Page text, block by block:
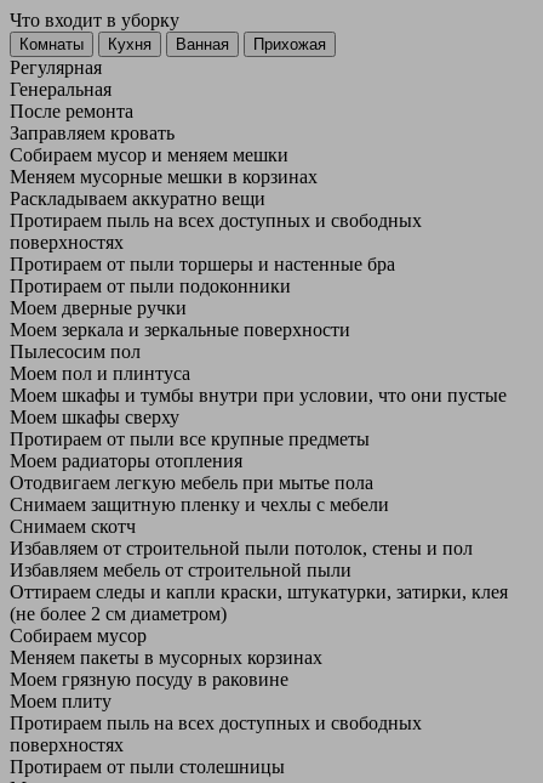
Что входит в уборку
Регу­лярная
Гене­ральная
После ремонта
Заправляем кровать
Собираем мусор и меняем мешки
Меняем мусорные мешки в корзинах
Раскладываем аккуратно вещи
Протираем пыль на всех доступных и свободных
поверхностях
Протираем от пыли торшеры и настенные бра
Протираем от пыли подоконники
Моем дверные ручки
Моем зеркала и зеркальные поверхности
Пылесосим пол
Моем пол и плинтуса
Моем шкафы и тумбы внутри при условии, что они пустые
Моем шкафы сверху
Протираем от пыли все крупные предметы
Моем радиаторы отопления
Отодвигаем легкую мебель при мытье пола
Снимаем защитную пленку и чехлы с мебели
Снимаем скотч
Избавляем от строительной пыли потолок, стены и пол
Избавляем мебель от строительной пыли
Оттираем следы и капли краски, штукатурки, затирки, клея
(не более 2 см диаметром)
Собираем мусор
Меняем пакеты в мусорных корзинах
Моем грязную посуду в раковине
Моем плиту
Протираем пыль на всех доступных и свободных
поверхностях
Протираем от пыли столешницы